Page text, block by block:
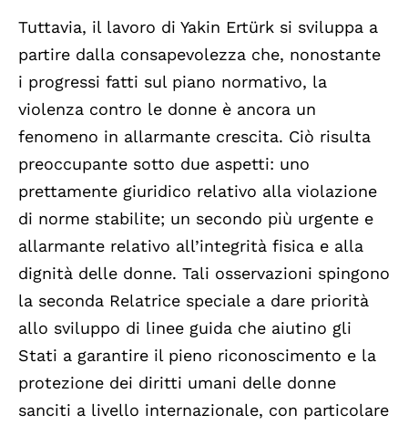
Tuttavia, il lavoro di Yakin Ertürk si sviluppa a
partire dalla consapevolezza che, nonostante
i progressi fatti sul piano normativo, la
violenza contro le donne è ancora un
fenomeno in allarmante crescita. Ciò risulta
preoccupante sotto due aspetti: uno
prettamente giuridico relativo alla violazione
di norme stabilite; un secondo più urgente e
allarmante relativo all’integrità fisica e alla
dignità delle donne. Tali osservazioni spingono
la seconda Relatrice speciale a dare priorità
allo sviluppo di linee guida che aiutino gli
Stati a garantire il pieno riconoscimento e la
protezione dei diritti umani delle donne
sanciti a livello internazionale, con particolare